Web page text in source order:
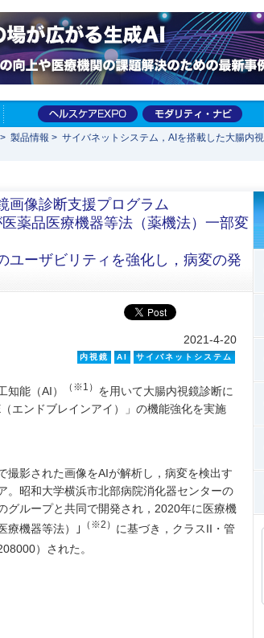
> 製品情報 > サイバネットシステム，AIを搭載した大腸内
画像診断支援プログラム
薬品医療機器等法（薬機法）一部変
ユーザビリティを強化し，病変の発
2021-4-20
内視鏡 AI サイバネットシステム
能（AI） （※1） を用いて大腸内視鏡診断に
エンドブレインアイ）」の機能強化を実施
撮影された画像をAIが解析し，病変を検出す
。昭和大学横浜市北部病院消化器センターの
グループと共同で開発され，2020年に医療機
療機器等法）｣
（※2） に基づき，クラスII・管
）された。